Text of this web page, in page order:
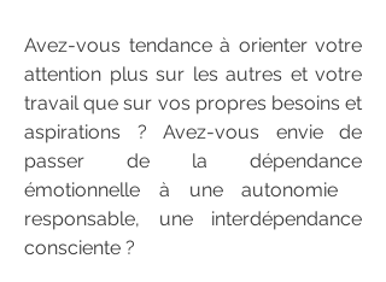
Avez-vous tendance à orienter votre
attention plus sur les autres et votre
travail que sur vos propres besoins et
aspirations ? Avez-vous envie de
passer de la dépendance
émotionnelle à une autonomie
responsable, une interdépendance
consciente ?